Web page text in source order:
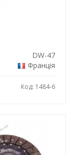
DW-47
Франція
Код: 1484-6